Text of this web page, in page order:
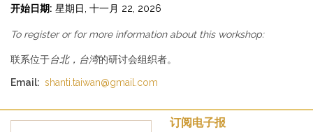
开始日期: 星期日, 十一月 22, 2026
To register or for more information about this workshop:
联系位于台北，台湾的研讨会组织者。
Email: shanti.taiwan@gmail.com
订阅电子报